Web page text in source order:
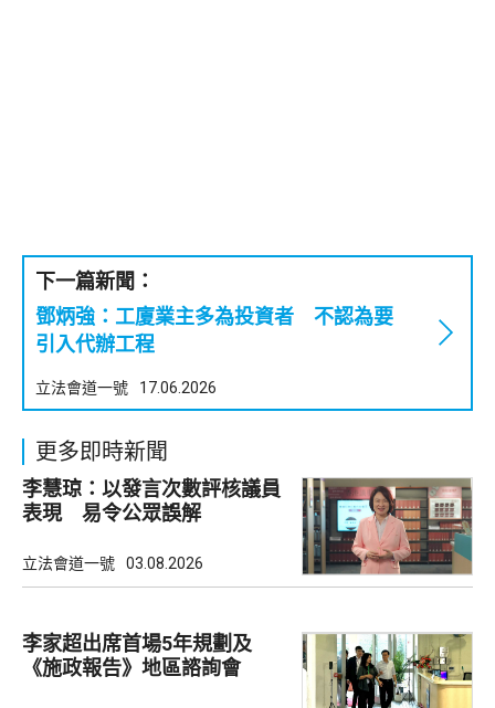
下一篇新聞：
鄧炳強：工廈業主多為投資者 不認為要
引入代辦工程
立法會道一號 17.06.2026
更多即時新聞
李慧琼：以發言次數評核議員
表現 易令公眾誤解
立法會道一號 03.08.2026
李家超出席首場5年規劃及
《施政報告》地區諮詢會